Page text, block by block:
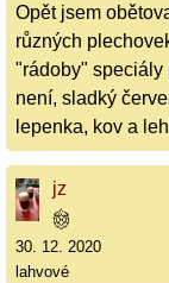
Opět jsem
různých
"rádoby" speciály
není, sladký
lepenka, kov a
jz
30. 12. 2020
lahvové